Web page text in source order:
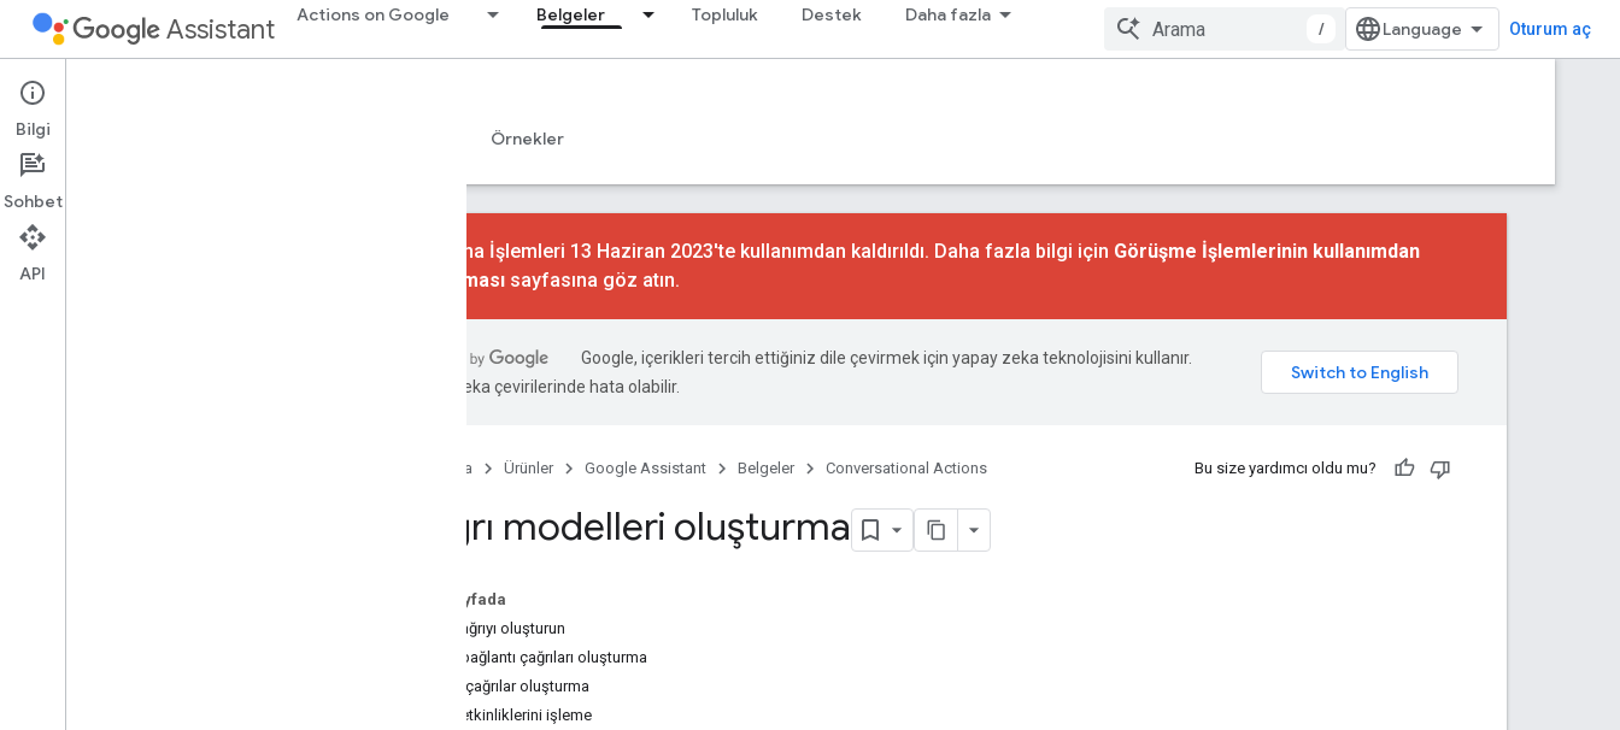
Assistant Actions on Google Belgeler Topluluk Destek Daha fazla
/ Oturum aç
Conversational Actions
Rehberler Örnekler
Konuşma İşlemleri 13 Haziran 2023'te kullanımdan kaldırıldı. Daha fazla bilgi için Görüşme İşlemlerinin kullanımdan
kaldırılması sayfasına göz atın.
Google, içerikleri tercih ettiğiniz dile çevirmek için yapay zeka teknolojisini kullanır.
Yapay zeka çevirilerinde hata olabilir.
Ana Sayfa Ürünler Google Assistant Belgeler Conversational Actions Bu size yardımcı oldu mu?
Çağrı modelleri oluşturma
Bu sayfada
Ana çağrıyı oluşturun
Derin bağlantı çağrıları oluşturma
Örtülü çağrılar oluşturma
Çağrı etkinliklerini işleme
Bilgi
Sohbet
API